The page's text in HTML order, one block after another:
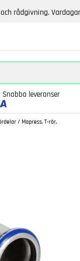
rådgivning.
Snabba leveranser
/ Mapress, T-rör,